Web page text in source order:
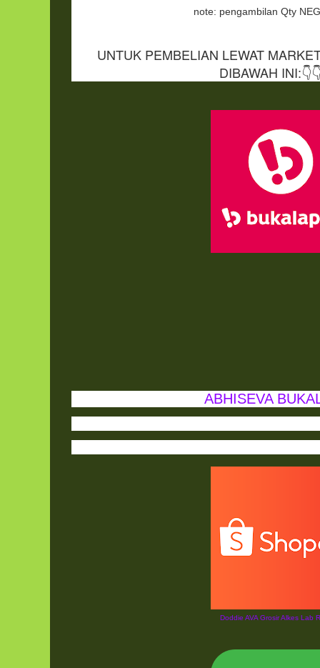
note: pengambilan Qty
UNTUK PEMBELIAN LEWAT
DIBAWAH
ABHISEVA
Doddie AVA Grosir Alkes Lab